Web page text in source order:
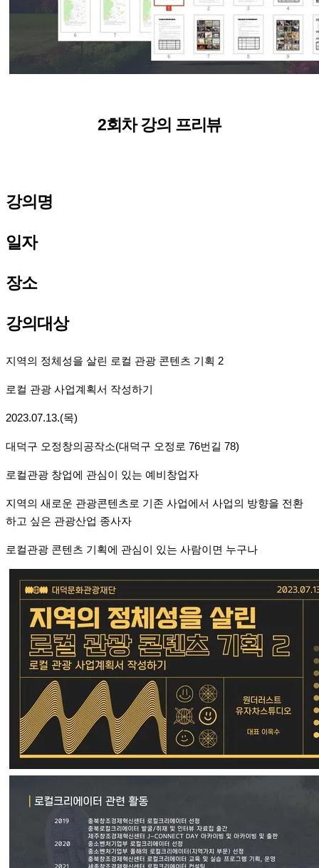
2회차 강의 프리뷰
강의명
일자
장소
강의대상
지역의 정체성을 살린 로컬 관광 콘텐츠 기획 2
로컬 관광 사업계획서 작성하기
2023.07.13.(목)
대덕구 오정창의공작소(대덕구 오정로 76번길 78)
로컬관광 창업에 관심이 있는 예비창업자
지역의 새로운 관광콘텐츠로 기존 사업에서 사업의 방향을 전환
하고 싶은 관광산업 종사자
로컬관광 콘텐츠 기획에 관심이 있는 사람이면 누구나